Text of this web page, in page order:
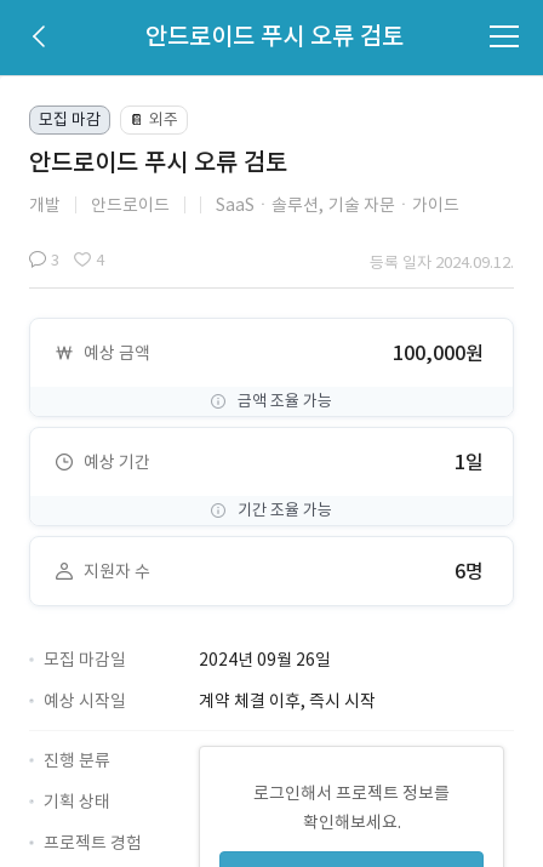
안드로이드 푸시 오류 검토
모집 마감 📔 외주
안드로이드 푸시 오류 검토
개발 안드로이드 SaaSㆍ솔루션, 기술 자문ㆍ가이드
3 4 등록 일자 2024.09.12.
예상 금액 100,000원
금액 조율 가능
예상 기간 1일
기간 조율 가능
지원자 수 6명
모집 마감일
2024년 09월 26일
예상 시작일
계약 체결 이후, 즉시 시작
로그인해서 프로젝트 정보를
확인해보세요.
진행 분류
기획 상태
프로젝트 경험